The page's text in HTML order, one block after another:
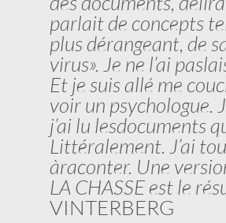
parlait de concepts
plus dérangeant, de
virus». Je ne l’ai pas
Et je suis allé me
voir un psychologue.
j’ai lu lesdocuments
Littéralement. J’ai
àraconter. Une
LA CHASSE est le
VINTERBERG